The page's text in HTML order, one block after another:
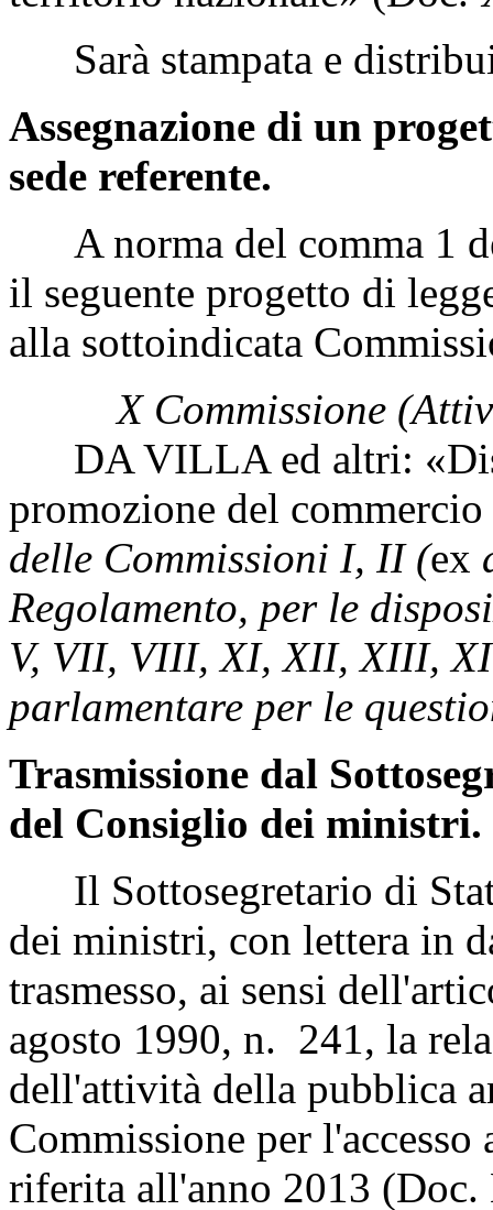
Sarà stampata e
Assegnazione di un
sede referente.
A norma del comma 1
il seguente progetto di
alla sottoindicata
X Commissione
DA VILLA ed altri:
promozione del
delle Commissioni I, II (ex
Regolamento, per le
V, VII, VIII, XI, XII, XIII,
parlamentare per le
Trasmissione dal
del Consiglio dei ministri.
Il Sottosegretario di
dei ministri, con lettera in
trasmesso, ai sensi
agosto 1990, n. 241, la
dell'attività della pubblica
Commissione per
riferita all'anno 2013